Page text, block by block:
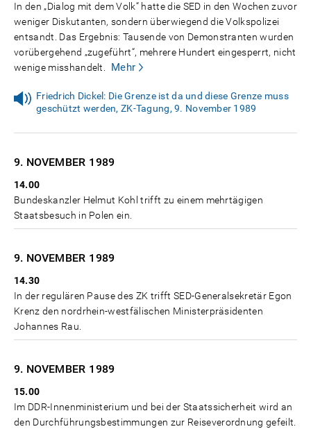
In den „Dialog mit dem Volk“ hatte die SED in den Wochen zuvor
weniger Diskutanten, sondern überwiegend die Volkspolizei
entsandt. Das Ergebnis: Tausende von Demonstranten wurden
vorübergehend „zugeführt“, mehrere Hundert eingesperrt, nicht
wenige misshandelt.
Mehr
Friedrich Dickel: Die Grenze ist da und diese Grenze muss
geschützt werden, ZK-Tagung, 9. November 1989
9. NOVEMBER 1989
14.00
Bundeskanzler Helmut Kohl trifft zu einem mehrtägigen
Staatsbesuch in Polen ein.
9. NOVEMBER 1989
14.30
In der regulären Pause des ZK trifft SED-Generalsekretär Egon
Krenz den nordrhein-westfälischen Ministerpräsidenten
Johannes Rau.
9. NOVEMBER 1989
15.00
Im DDR-Innenministerium und bei der Staatssicherheit wird an
den Durchführungsbestimmungen zur Reiseverordnung gefeilt.